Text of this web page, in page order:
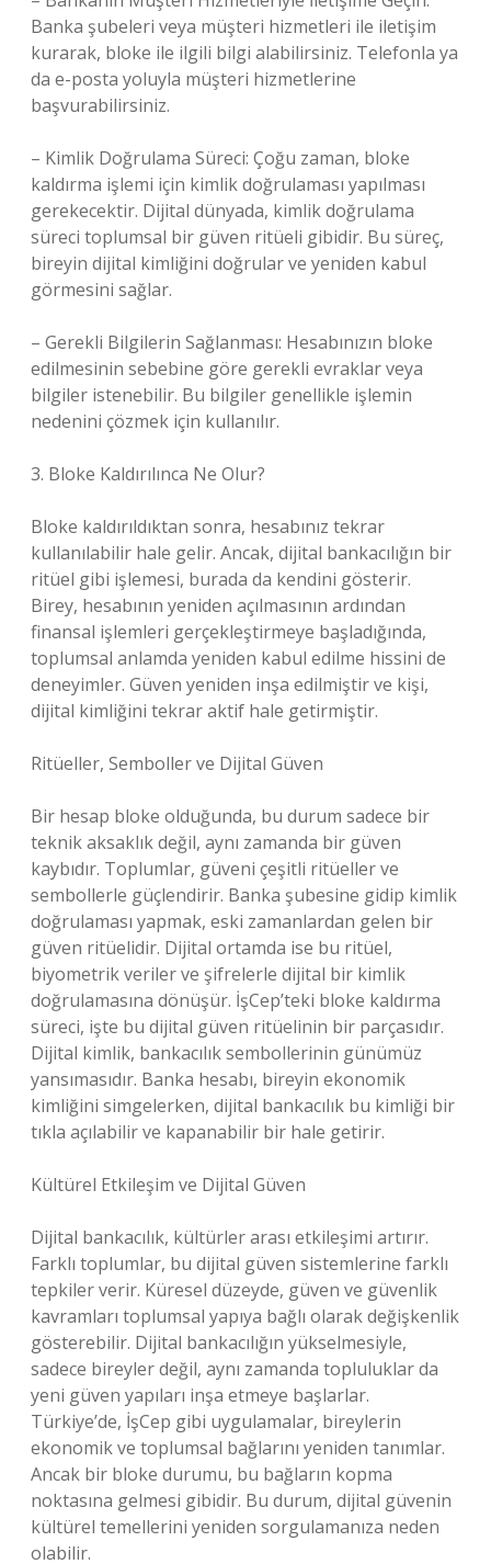
Banka şubeleri veya müşteri hizmetleri ile iletişim
kurarak, bloke ile ilgili bilgi alabilirsiniz. Telefonla ya
da e-posta yoluyla müşteri hizmetlerine
başvurabilirsiniz.
– Kimlik Doğrulama Süreci: Çoğu zaman, bloke
kaldırma işlemi için kimlik doğrulaması yapılması
gerekecektir. Dijital dünyada, kimlik doğrulama
süreci toplumsal bir güven ritüeli gibidir. Bu süreç,
bireyin dijital kimliğini doğrular ve yeniden kabul
görmesini sağlar.
– Gerekli Bilgilerin Sağlanması: Hesabınızın bloke
edilmesinin sebebine göre gerekli evraklar veya
bilgiler istenebilir. Bu bilgiler genellikle işlemin
nedenini çözmek için kullanılır.
3. Bloke Kaldırılınca Ne Olur?
Bloke kaldırıldıktan sonra, hesabınız tekrar
kullanılabilir hale gelir. Ancak, dijital bankacılığın bir
ritüel gibi işlemesi, burada da kendini gösterir.
Birey, hesabının yeniden açılmasının ardından
finansal işlemleri gerçekleştirmeye başladığında,
toplumsal anlamda yeniden kabul edilme hissini de
deneyimler. Güven yeniden inşa edilmiştir ve kişi,
dijital kimliğini tekrar aktif hale getirmiştir.
Ritüeller, Semboller ve Dijital Güven
Bir hesap bloke olduğunda, bu durum sadece bir
teknik aksaklık değil, aynı zamanda bir güven
kaybıdır. Toplumlar, güveni çeşitli ritüeller ve
sembollerle güçlendirir. Banka şubesine gidip kimlik
doğrulaması yapmak, eski zamanlardan gelen bir
güven ritüelidir. Dijital ortamda ise bu ritüel,
biyometrik veriler ve şifrelerle dijital bir kimlik
doğrulamasına dönüşür. İşCep’teki bloke kaldırma
süreci, işte bu dijital güven ritüelinin bir parçasıdır.
Dijital kimlik, bankacılık sembollerinin günümüz
yansımasıdır. Banka hesabı, bireyin ekonomik
kimliğini simgelerken, dijital bankacılık bu kimliği bir
tıkla açılabilir ve kapanabilir bir hale getirir.
Kültürel Etkileşim ve Dijital Güven
Dijital bankacılık, kültürler arası etkileşimi artırır.
Farklı toplumlar, bu dijital güven sistemlerine farklı
tepkiler verir. Küresel düzeyde, güven ve güvenlik
kavramları toplumsal yapıya bağlı olarak değişkenlik
gösterebilir. Dijital bankacılığın yükselmesiyle,
sadece bireyler değil, aynı zamanda topluluklar da
yeni güven yapıları inşa etmeye başlarlar.
Türkiye’de, İşCep gibi uygulamalar, bireylerin
ekonomik ve toplumsal bağlarını yeniden tanımlar.
Ancak bir bloke durumu, bu bağların kopma
noktasına gelmesi gibidir. Bu durum, dijital güvenin
kültürel temellerini yeniden sorgulamanıza neden
olabilir.